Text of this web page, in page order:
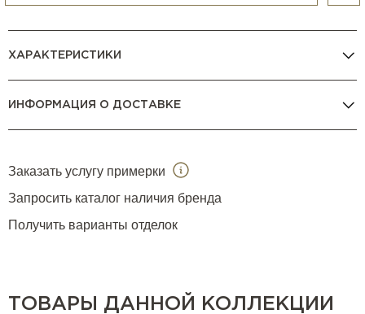
ХАРАКТЕРИСТИКИ
ИНФОРМАЦИЯ О ДОСТАВКЕ
Заказать услугу примерки
Запросить каталог наличия бренда
Получить варианты отделок
ТОВАРЫ ДАННОЙ КОЛЛЕКЦИИ